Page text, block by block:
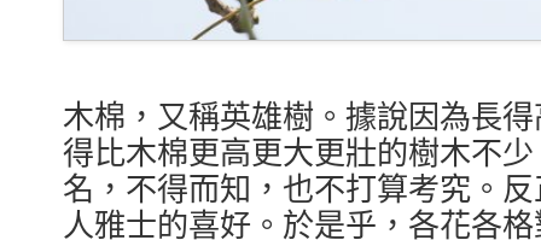
木棉，又稱英雄樹。據說因為長
得比木棉更高更大更壯的樹木不
名，不得而知，也不打算考究。
人雅士的喜好。於是乎，各花各